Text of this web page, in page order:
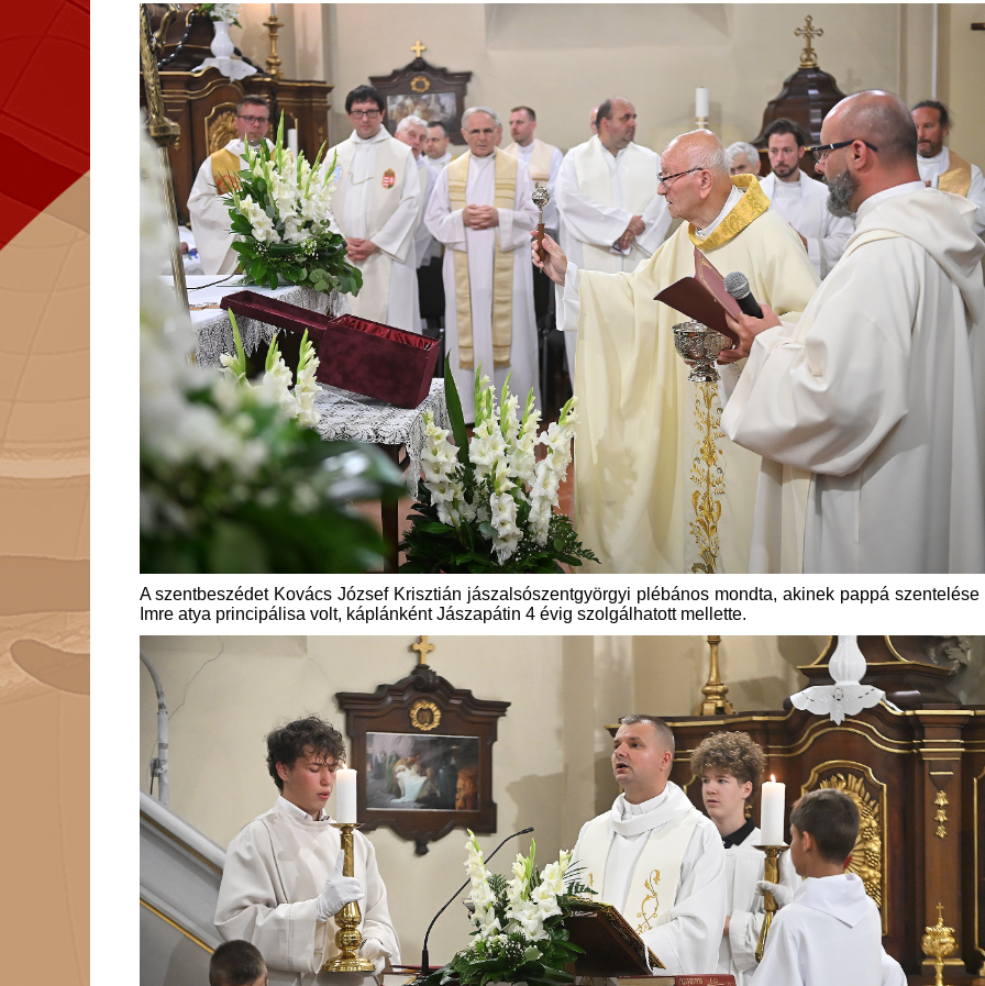
A szentbeszédet Kovács József Krisztián jászalsószentgyörgyi plébános mondta, akinek pappá szentelése
Imre atya principálisa volt, káplánként Jászapátin 4 évig szolgálhatott mellette.